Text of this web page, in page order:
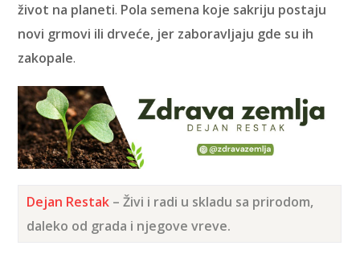
život na planeti. Pola semena koje sakriju postaju
novi grmovi ili drveće, jer zaboravljaju gde su ih
zakopale.
Dejan Restak – Živi i radi u skladu sa prirodom,
daleko od grada i njegove vreve.